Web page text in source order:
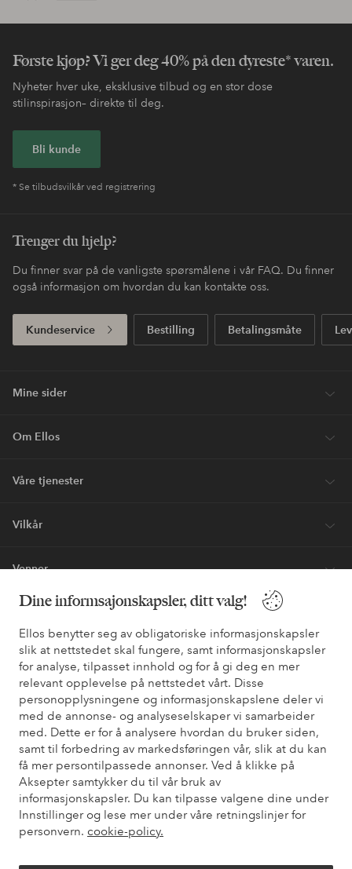
Dine informsajonskapsler, ditt valg!
Ellos benytter seg av obligatoriske informasjonskapsler
slik at nettstedet skal fungere, samt informasjonskapsler
for analyse, tilpasset innhold og for å gi deg en mer
relevant opplevelse på nettstedet vårt. Disse
personopplysningene og informasjonskapslene deler vi
med de annonse- og analyseselskaper vi samarbeider
med. Dette er for å analysere hvordan du bruker siden,
samt til forbedring av markedsføringen vår, slik at du kan
få mer persontilpassede annonser. Ved å klikke på
Aksepter samtykker du til vår bruk av
informasjonskapsler. Du kan tilpasse valgene dine under
Innstillinger og lese mer under våre retningslinjer for
personvern. cookie-policy.
Første kjøp? Vi ger deg 40% på den dyreste* varen.
Nyheter hver uke, eksklusive tilbud og en stor dose
stilinspirasjon– direkte til deg.
Bli kunde
* Se tilbudsvilkår ved registrering
Trenger du hjelp?
Du finner svar på de vanligste spørsmålene i vår FAQ. Du finner
også informasjon om hvordan du kan kontakte oss.
Kundeservice Bestilling Betalingsmåte
Mine sider
Om Ellos
Våre tjenester
Vilkår
Venner
Sikre betalinger - Betal direkte eller del opp
Vil du vite mer om våre betalingsalternativer?
elpy elpy
Norge - Velg land
Facebook Instagram Pinterest Youtube